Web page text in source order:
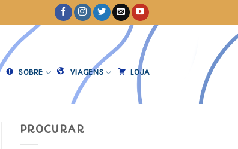
SOBRE VIAGENS LOJA
PROCURAR